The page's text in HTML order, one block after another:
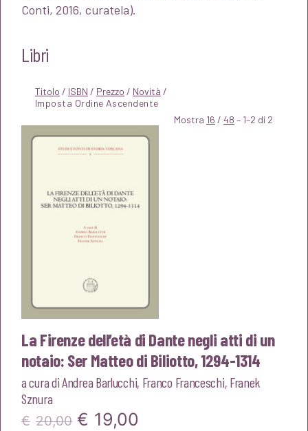
Conti, 2016, curatela).
Libri
Titolo / ISBN / Prezzo / Novità /
Mostra 16 / 48 – 1–2 di 2
La Firenze dell’età di Dante negli atti di un
notaio: Ser Matteo di Biliotto, 1294-1314
a cura diAndrea Barlucchi, Franco Franceschi, Franek
Sznura
€ 20,00 Il
€ 19,00